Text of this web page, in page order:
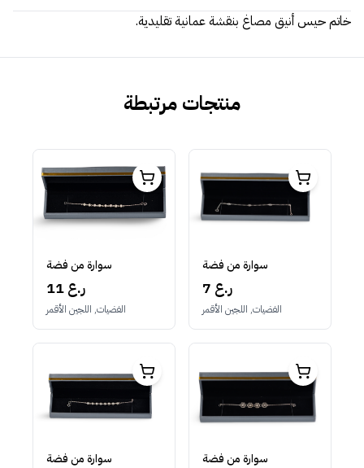
خاتم حيس أنيق مصاغ بنقشة عمانية تقليدية.
منتجات مرتبطة
سوارة من فضة
11 ر.ع
الفضيات, اللجين الأقمر
سوارة من فضة
7 ر.ع
الفضيات, اللجين الأقمر
سوارة من فضة سوارة من فضة